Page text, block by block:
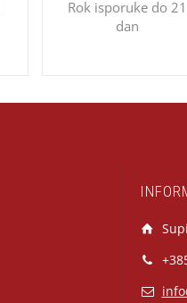
Rok isporuke do 21
dan